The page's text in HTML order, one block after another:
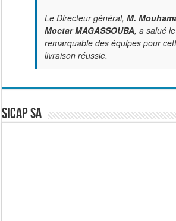
Le Directeur général, M.
Moctar MAGASSOUBA, a salué
remarquable des équipes pour
livraison réussie.
SICAP SA